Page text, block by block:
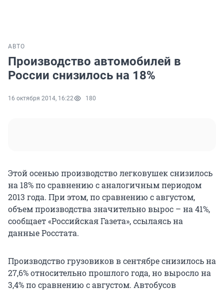
АВТО
Производство автомобилей в
России снизилось на 18%
16 октября 2014, 16:22 180
Этой осенью производство легковушек снизилось
на 18% по сравнению с аналогичным периодом
2013 года. При этом, по сравнению с августом,
объем производства значительно вырос – на 41%,
сообщает «Российская Газета», ссылаясь на
данные Росстата.
Производство грузовиков в сентябре снизилось на
27,6% относительно прошлого года, но выросло на
3,4% по сравнению с августом. Автобусов